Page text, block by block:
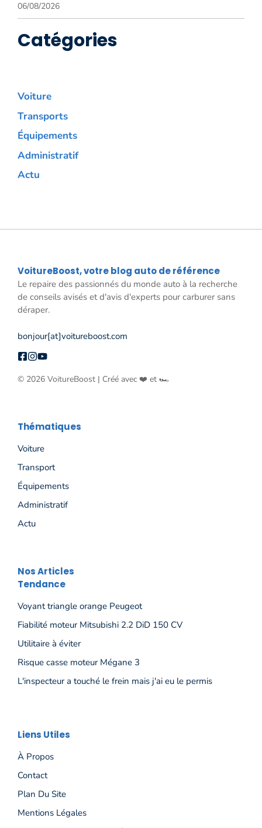
06/08/2026
Catégories
Voiture
Transports
Équipements
Administratif
Actu
VoitureBoost, votre blog auto de référence
Le repaire des passionnés du monde auto à la recherche
de conseils avisés et d'avis d'experts pour carburer sans
déraper.
bonjour[at]voitureboost.com
© 2026 VoitureBoost | Créé avec ❤️ et 🏎️
Thématiques
Voiture
Transport
Équipements
Administratif
Actu
Nos Articles
Tendance
Voyant triangle orange Peugeot
Fiabilité moteur Mitsubishi 2.2 DiD 150 CV
Utilitaire à éviter
Risque casse moteur Mégane 3
L'inspecteur a touché le frein mais j'ai eu le permis
Liens Utiles
À Propos
Contact
Plan Du Site
Mentions Légales